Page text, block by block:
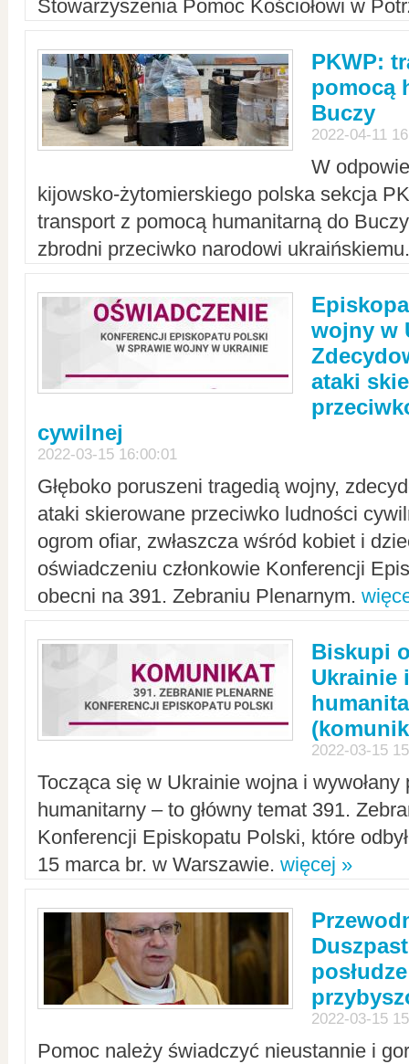
Stowarzyszenia Pomoc Kościołowi w
PKWP:
pomocą
Buczy
2022-04-11
W
kijowsko-żytomierskiego polska sekcja
transport z pomocą humanitarną do
zbrodni przeciwko narodowi
wojny w
ataki
cywilnej
2022-03-15 16:00:01
Głęboko poruszeni tragedią wojny,
ataki skierowane przeciwko ludności
ogrom ofiar, zwłaszcza wśród kobiet i
oświadczeniu członkowie Konferencji
obecni na 391. Zebraniu Plenarnym.
Biskupi
Ukrainie
2022-03-15
Tocząca się w Ukrainie wojna i
humanitarny – to główny temat 391.
Konferencji Episkopatu Polski, które
15 marca br. w Warszawie. więcej »
2022-03-15
Pomoc należy świadczyć nieustannie i